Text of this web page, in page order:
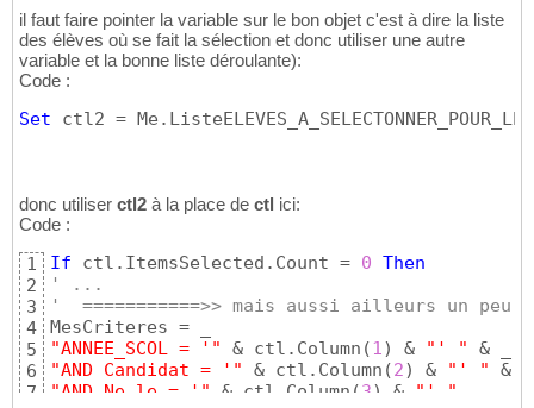
il faut faire pointer la variable sur le bon objet c'est à dire la liste
des élèves où se fait la sélection et donc utiliser une autre
variable et la bonne liste déroulante):
Code :
Set ctl2 =
donc utiliser ctl2 à la place de ctl ici:
Code :
1
2
3
4
5
6
7
If ctl.ItemsSelected.Count = 0 Then
' ...
'  ===========>> mais aussi ailleurs un peu
"ANNEE_SCOL = '"
& ctl.Column (1) & "' "
"AND Candidat = '"
& ctl.Column (2) & "' "
"AND Ne_le = '"
& ctl.Column (3) & "' "